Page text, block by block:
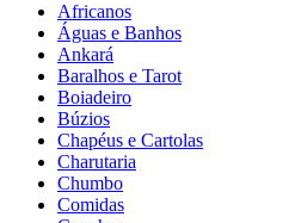
Africanos
Águas e Banhos
Ankará
Baralhos e Tarot
Boiadeiro
Búzios
Chapéus e Cartolas
Charutaria
Chumbo
Comidas